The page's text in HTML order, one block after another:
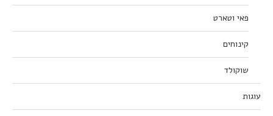
פאי וטארט
קינוחים
שוקולד
עוגות